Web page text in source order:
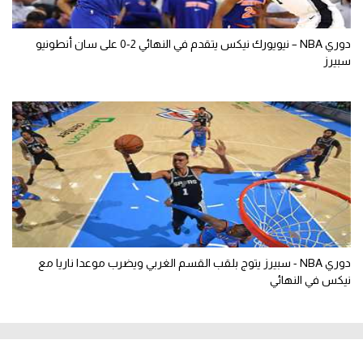
دوري NBA – نيويورك نيكس يتقدم في النهائي 2-0 على سان أنطونيو
سبيرز
دوري NBA - سبيرز يتوج بلقب القسم الغربي ويضرب موعدا ناريا مع
نيكس في النهائي